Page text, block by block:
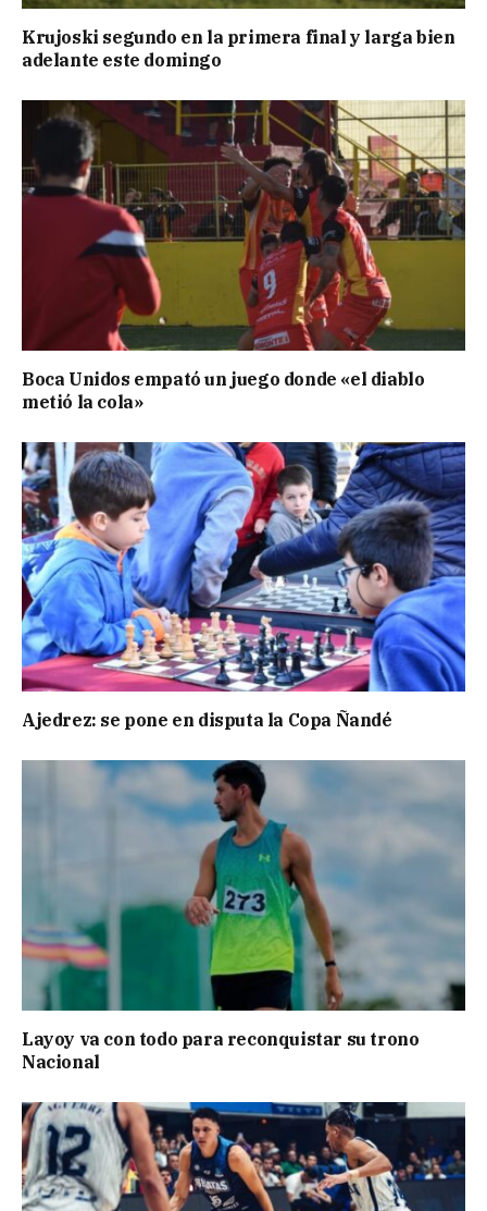
Krujoski segundo en la primera final y larga bien
adelante este domingo
Boca Unidos empató un juego donde «el diablo
metió la cola»
Ajedrez: se pone en disputa la Copa Ñandé
Layoy va con todo para reconquistar su trono
Nacional